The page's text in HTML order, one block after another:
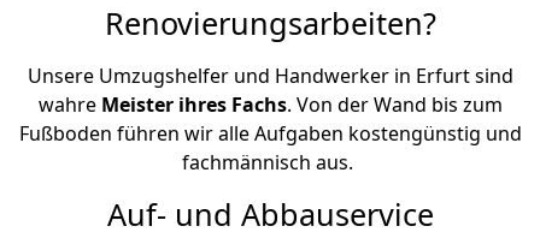
Renovierungsarbeiten?
Unsere Umzugshelfer und Handwerker in Erfurt sind
wahre Meister ihres Fachs. Von der Wand bis zum
Fußboden führen wir alle Aufgaben kostengünstig und
fachmännisch aus.
Auf- und Abbauservice